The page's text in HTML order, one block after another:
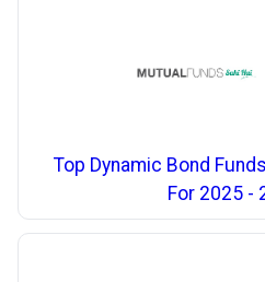
Top Dynamic Bond
For 2025 -